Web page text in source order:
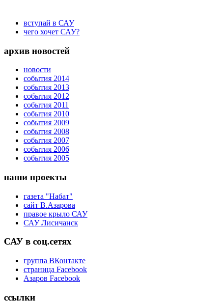
вступай в САУ
чего хочет САУ?
архив новостей
новости
события 2014
события 2013
события 2012
события 2011
события 2010
события 2009
события 2008
события 2007
события 2006
события 2005
наши проекты
газета "Набат"
сайт В.Азарова
правое крыло САУ
САУ Лисичанск
САУ в соц.сетях
группа ВКонтакте
страница Facebook
Азаров Facebook
ссылки